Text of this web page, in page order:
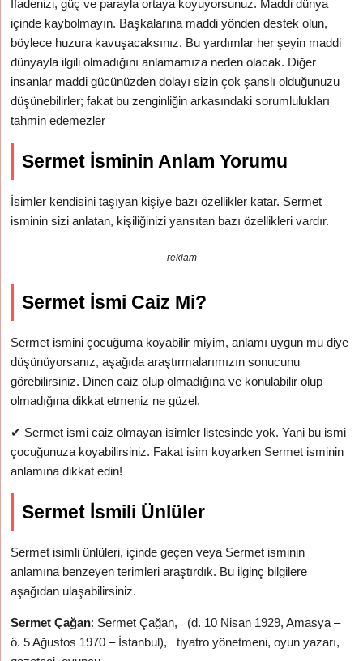
İfadenizi, güç ve parayla ortaya koyuyorsunuz. Maddi dünya
içinde kaybolmayın. Başkalarına maddi yönden destek olun,
böylece huzura kavuşacaksınız. Bu yardımlar her şeyin maddi
dünyayla ilgili olmadığını anlamamıza neden olacak. Diğer
insanlar maddi gücünüzden dolayı sizin çok şanslı olduğunuzu
düşünebilirler; fakat bu zenginliğin arkasındaki sorumlulukları
tahmin edemezler
Sermet İsminin Anlam Yorumu
İsimler kendisini taşıyan kişiye bazı özellikler katar. Sermet
isminin sizi anlatan, kişiliğinizi yansıtan bazı özellikleri vardır.
reklam
Sermet İsmi Caiz Mi?
Sermet ismini çocuğuma koyabilir miyim, anlamı uygun mu diye
düşünüyorsanız, aşağıda araştırmalarımızın sonucunu
görebilirsiniz. Dinen caiz olup olmadığına ve konulabilir olup
olmadığına dikkat etmeniz ne güzel.
✔ Sermet ismi caiz olmayan isimler listesinde yok. Yani bu ismi
çocuğunuza koyabilirsiniz. Fakat isim koyarken Sermet isminin
anlamına dikkat edin!
Sermet İsmili Ünlüler
Sermet isimli ünlüleri, içinde geçen veya Sermet isminin
anlamına benzeyen terimleri araştırdık. Bu ilginç bilgilere
aşağıdan ulaşabilirsiniz.
Sermet Çağan: Sermet Çağan, (d. 10 Nisan 1929, Amasya –
ö. 5 Ağustos 1970 – İstanbul), tiyatro yönetmeni, oyun yazarı,